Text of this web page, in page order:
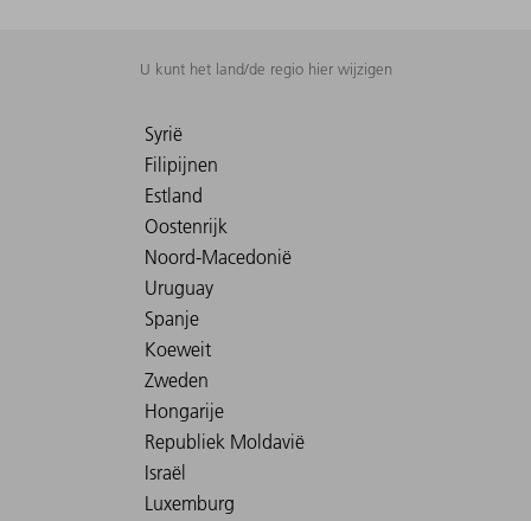
U kunt het land/de regio hier wijzigen